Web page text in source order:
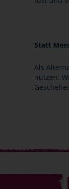
Statt
Als
nutzen: